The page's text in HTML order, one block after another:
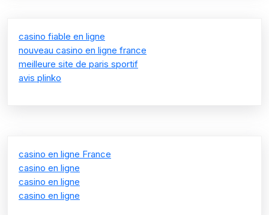
casino fiable en ligne
nouveau casino en ligne france
meilleure site de paris sportif
avis plinko
casino en ligne France
casino en ligne
casino en ligne
casino en ligne